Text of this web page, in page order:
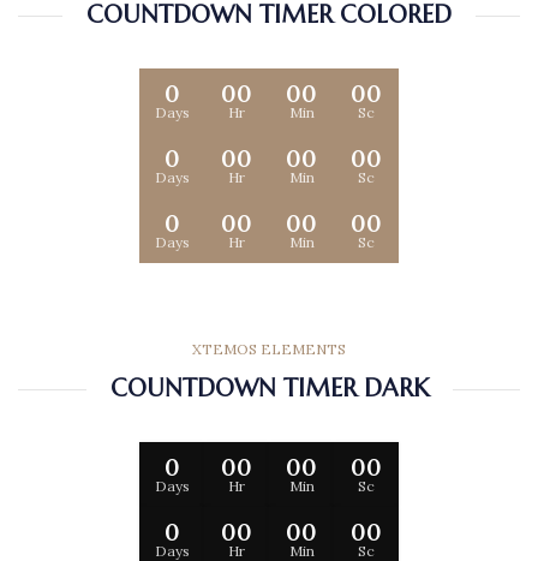
COUNTDOWN TIMER COLORED
0
Days
00
Hr
00
Min
00
Sc
0
Days
00
Hr
00
Min
00
Sc
0
Days
00
Hr
00
Min
00
Sc
XTEMOS ELEMENTS
COUNTDOWN TIMER DARK
0
Days
00
Hr
00
Min
00
Sc
0
Days
00
Hr
00
Min
00
Sc